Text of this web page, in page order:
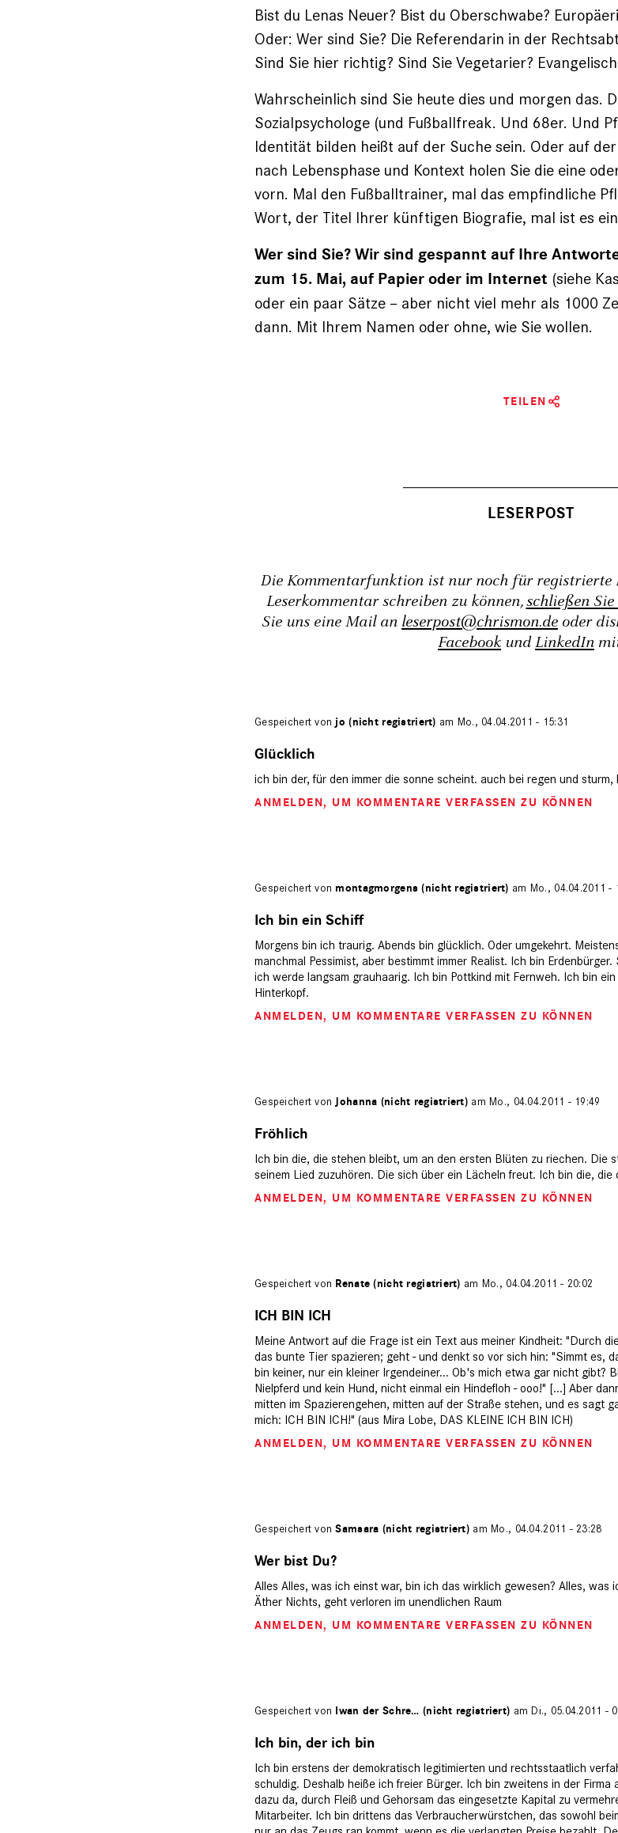
Bist du Lenas Neuer? Bist du Ober­schwabe?
Oder: Wer sind Sie? Die Referendarin in der
Sind Sie hier richtig? Sind Sie Vegetarier?
Wahrscheinlich sind Sie heute dies und morgen das.
Sozial­psychologe (und Fußballfreak. Und 68er. Und
Identität bilden heißt auf der Suche sein. Oder auf
nach Lebensphase und Kontext holen Sie die eine
vorn. Mal den Fußballtrainer, mal das empfindliche
Wort, der Titel Ihrer künftigen Biografie, mal ist es
Wer sind Sie? Wir sind gespannt auf Ihre
zum 15. Mai, auf Papier oder im Internet (siehe
oder ein paar Sätze – aber nicht viel mehr als 1000
dann. Mit Ihrem Namen oder ohne, wie Sie wollen.
TEILEN
Die Kommentarfunktion ist nur noch für registrierte
Leserkommentar schreiben zu können,schließen
Sie uns eine Mail an leserpost@chrismon.de oder
FacebookundLinkedIn
Gespeichert von jo (nicht registriert) am Mo., 04.04.2011 - 15:31
Glücklich
ich bin der, für den immer die sonne scheint. auch bei regen und
ANMELDEN, UM KOMMENTARE VERFASSEN ZU KÖNNEN
Gespeichert vonmontagmorgens (nicht registriert) am Mo., 04.04.2011 -
Ich bin ein Schiff
Morgens bin ich traurig. Abends bin glücklich. Oder umgekehrt.
manchmal Pessimist, aber bestimmt immer Realist. Ich bin
ich werde langsam grauhaarig. Ich bin Pottkind mit Fernweh. Ich bin
Hinterkopf.
ANMELDEN, UM KOMMENTARE VERFASSEN ZU KÖNNEN
Gespeichert von Johanna (nicht registriert) am Mo., 04.04.2011 - 19:49
Fröhlich
Ich bin die, die stehen bleibt, um an den ersten Blüten zu riechen. Die
seinem Lied zuzuhören. Die sich über ein Lächeln freut. Ich bin die, die
ANMELDEN, UM KOMMENTARE VERFASSEN ZU KÖNNEN
Gespeichert von Renate (nicht registriert) am Mo., 04.04.2011 - 20:02
ICH BIN ICH
Meine Antwort auf die Frage ist ein Text aus meiner Kindheit: "Durch
das bunte Tier spazieren; geht - und denkt so vor sich hin: "Simmt es,
bin keiner, nur ein kleiner Irgendeiner... Ob's mich etwa gar nicht gibt?
Nielpferd und kein Hund, nicht einmal ein Hindefloh - ooo!" [...] Aber
mitten im Spazierengehen, mitten auf der Straße stehen, und es sagt
mich: ICH BIN ICH!" (aus Mira Lobe, DAS KLEINE ICH BIN ICH)
ANMELDEN, UM KOMMENTARE VERFASSEN ZU KÖNNEN
Gespeichert vonSamsara (nicht registriert) am Mo., 04.04.2011 - 23:28
Wer bist Du?
Alles Alles, was ich einst war, bin ich das wirklich gewesen? Alles, was
Äther Nichts, geht verloren im unendlichen Raum
ANMELDEN, UM KOMMENTARE VERFASSEN ZU KÖNNEN
Gespeichert von Iwan der Schre… (nicht registriert) am Di., 05.04.2011 -
Ich bin, der ich bin
Ich bin erstens der demokratisch legitimierten und rechtsstaatlich
schuldig. Deshalb heiße ich freier Bürger. Ich bin zweitens in der
dazu da, durch Fleiß und Gehorsam das eingesetzte Kapital zu
Mitarbeiter. Ich bin drittens das Verbraucherwürstchen, das sowohl